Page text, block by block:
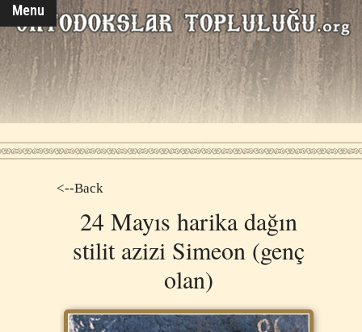
Menu
<--Back
24 Mayıs harika dağın
stilit azizi Simeon (genç
olan)